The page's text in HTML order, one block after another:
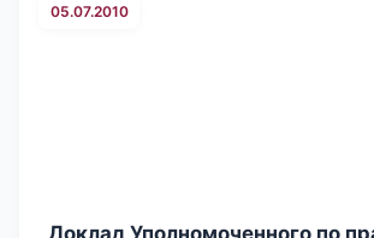
05.07.2010
Доклад Уполномоченного по